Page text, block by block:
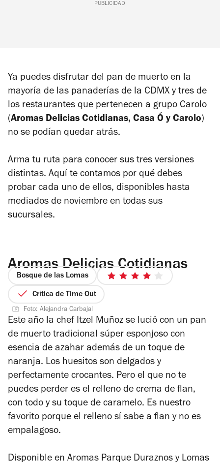
PUBLICIDAD
Ya puedes disfrutar del pan de muerto en la
mayoría de las panaderías de la CDMX y tres de
los restaurantes que pertenecen a grupo Carolo
(Aromas Delicias Cotidianas, Casa Ó y Carolo)
no se podían quedar atrás.
Arma tu ruta para conocer sus tres versiones
distintas. Aquí te contamos por qué debes
probar cada uno de ellos, disponibles hasta
mediados de noviembre en todas sus
sucursales.
Aromas Delicias Cotidianas
Bosque de las Lomas
4
estrellas
Crítica de Time Out
Foto: Alejandra Carbajal
Este año la chef Itzel Muñoz se lució con un pan
de muerto tradicional súper esponjoso con
esencia de azahar además de un toque de
naranja. Los huesitos son delgados y
perfectamente crocantes. Pero el que no te
puedes perder es el relleno de crema de flan,
con todo y su toque de caramelo. Es nuestro
favorito porque el relleno sí sabe a flan y no es
empalagoso.
Disponible en Aromas Parque Duraznos y Lomas